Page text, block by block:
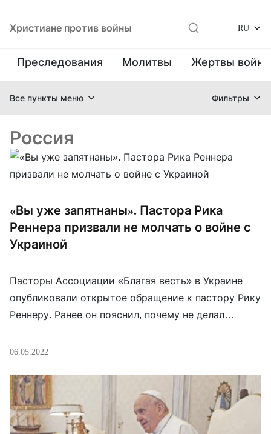
Христиане против войны RU
Преследования Молитвы Жертвы
Все пункты меню Фильтры
Россия
«Вы уже запятнаны». Пастора Рика
Реннера призвали не молчать о войне с
Украиной
Пасторы Ассоциации «Благая весть» в Украине
опубликовали открытое обращение к пастору Рику
Реннеру. Ранее он пояснил, почему не делал
почему не собирается делать их в будущем. Рик
по богословию и истории христианства (мировой
тираж более 3,5 млн экземпляров), автор и […]
06.05.2022